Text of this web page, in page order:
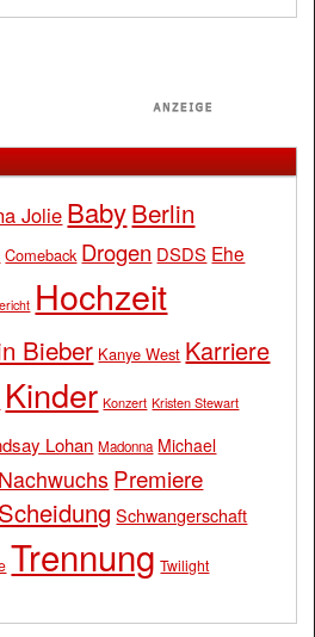
Jolie BabyBerlin
Comeback Drogen DSDS Ehe
Hochzeit
Bieber Kanye West Karriere
Kinder Konzert Kristen Stewart
Lohan Madonna Michael
Nachwuchs Premiere
Scheidung Schwangerschaft
Trennung Twilight